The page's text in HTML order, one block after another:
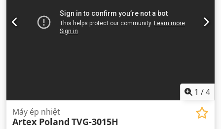
1 /4
Máy ép nhiệt
Artex Poland TVG-3015H